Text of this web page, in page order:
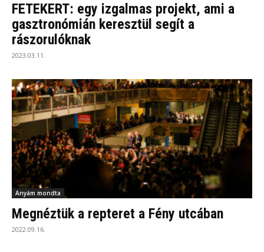
FETEKERT: egy izgalmas projekt, ami a
gasztronómián keresztül segít a
rászorulóknak
2023.03.11.
Anyám mondta
Megnéztük a repteret a Fény utcában
2022.09.16.